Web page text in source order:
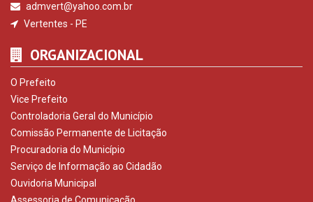
admvert@yahoo.com.br
Vertentes - PE
ORGANIZACIONAL
O Prefeito
Vice Prefeito
Controladoria Geral do Município
Comissão Permanente de Licitação
Procuradoria do Município
Serviço de Informação ao Cidadão
Ouvidoria Municipal